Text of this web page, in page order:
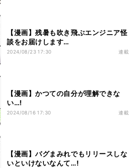
【漫画】残暑も吹き飛ぶエンジニア怪
談をお届けします…
2024/08/23 17:30 連載
【漫画】かつての自分が理解できな
い…!
2024/08/16 17:30 連載
【漫画】バグまみれでもリリースしな
いといけないなんて…!